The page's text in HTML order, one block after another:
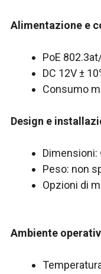
Alimentazione e
PoE
DC 12V ±
Consumo
Design e
Peso: non
Opzioni di
Ambiente